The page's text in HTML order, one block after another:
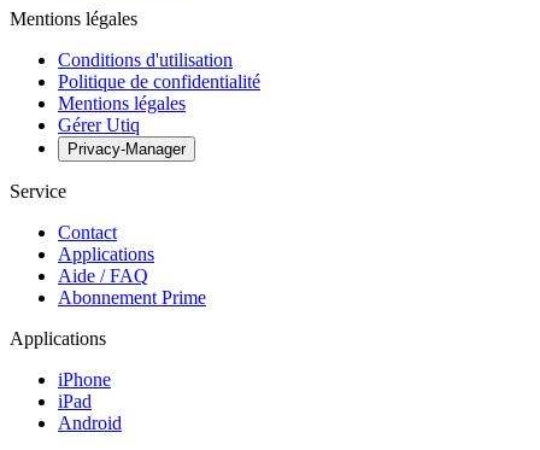
Mentions légales
Conditions d'utilisation
Politique de confidentialité
Mentions légales
Gérer Utiq
Privacy-Manager
Service
Contact
Applications
Aide / FAQ
Abonnement Prime
Applications
iPhone
iPad
Android